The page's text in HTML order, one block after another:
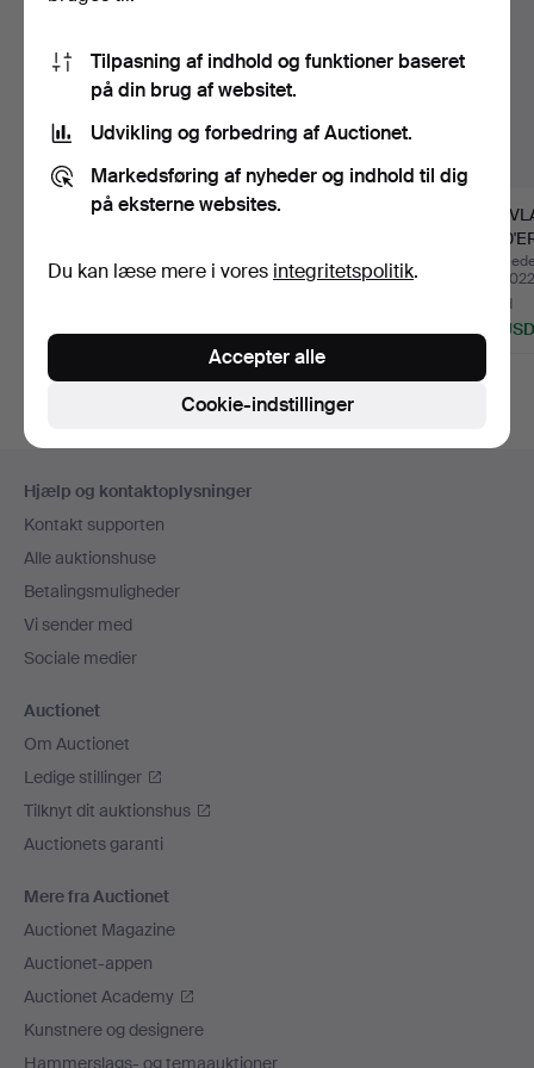
LEOLA LUKSUS
GULVLAMPE, TY…
Opnåede hammerslag 25
jun 2025
93 USD
DESIGNER
PÅ MESSINGRAMME,…
Opnåede hammerslag 7 jul
2024
463 USD
apr 2022
4 bud
58 USD
Hjælp og kontaktoplysninger
Kontakt supporten
Alle auktionshuse
Betalingsmuligheder
Vi sender med
Sociale medier
Auctionet
Om Auctionet
Ledige stillinger
Tilknyt dit auktionshus
Auctionets garanti
Mere fra Auctionet
Auctionet Magazine
Auctionet-appen
Auctionet Academy
Kunstnere og designere
Hammerslags- og temaauktioner
Tilpasning af indhold og funktioner baseret
på din brug af websitet.
Udvikling og forbedring af Auctionet.
Markedsføring af nyheder og indhold til dig
på eksterne websites.
Du kan læse mere i vores integritetspolitik.
Cookie-indstillinger
Accepter alle